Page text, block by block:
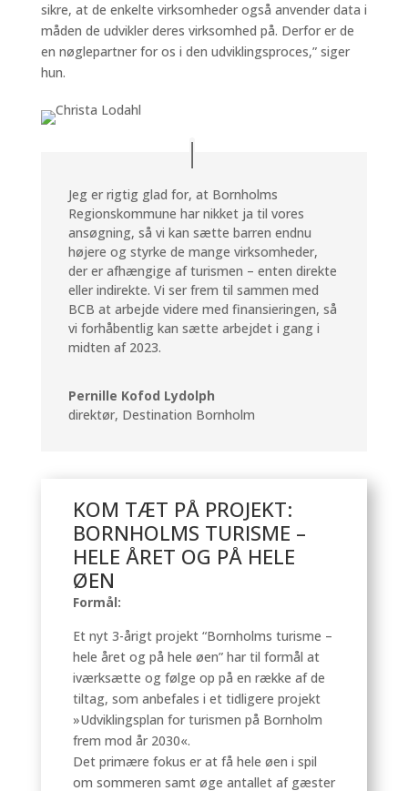
sikre, at de enkelte virksomheder også anvender data i
måden de udvikler deres virksomhed på. Derfor er de
en nøglepartner for os i den udviklingsproces,” siger
hun.
Jeg er rigtig glad for, at Bornholms
Regionskommune har nikket ja til vores
ansøgning, så vi kan sætte barren endnu
højere og styrke de mange virksomheder,
der er afhængige af turismen – enten direkte
eller indirekte. Vi ser frem til sammen med
BCB at arbejde videre med finansieringen, så
vi forhåbentlig kan sætte arbejdet i gang i
midten af 2023.
Pernille Kofod Lydolph
direktør, Destination Bornholm
KOM TÆT PÅ PROJEKT:
BORNHOLMS TURISME –
HELE ÅRET OG PÅ HELE
ØEN
Formål:
Et nyt 3-årigt projekt “Bornholms turisme –
hele året og på hele øen” har til formål at
iværksætte og følge op på en række af de
tiltag, som anbefales i et tidligere projekt
»Udviklingsplan for turismen på Bornholm
frem mod år 2030«.
Det primære fokus er at få hele øen i spil
om sommeren samt øge antallet af gæster